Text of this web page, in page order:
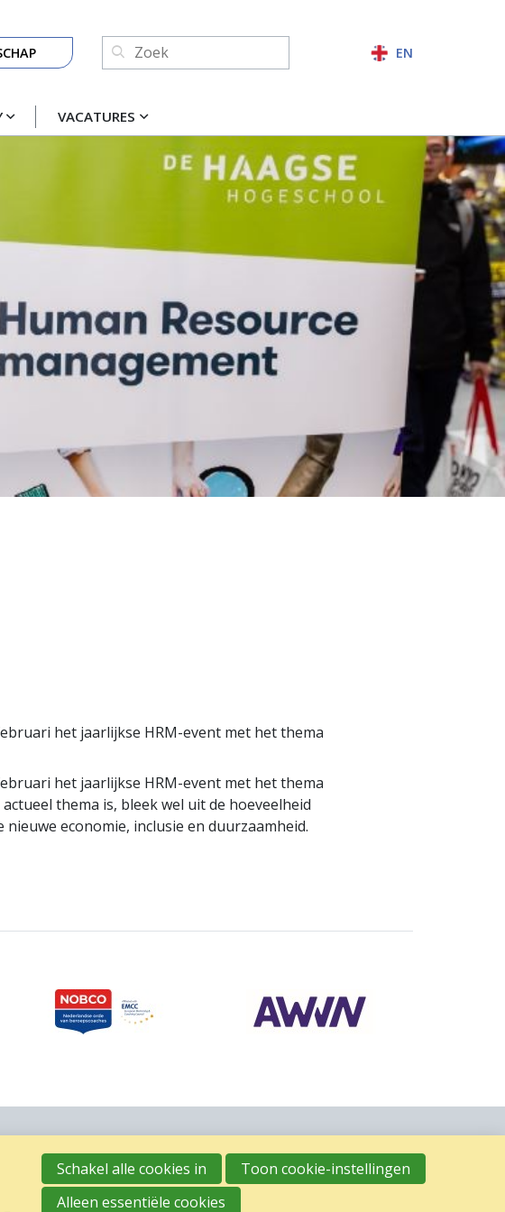
VACATURES
Zoeken:
ZOEKEN
EN
het jaarlijkse HRM-event met het thema
het jaarlijkse HRM-event met het thema
thema is, bleek wel uit de hoeveelheid
economie, inclusie en duurzaamheid.
Schakel alle cookies in
Toon cookie-instellingen
Alleen essentiële cookies